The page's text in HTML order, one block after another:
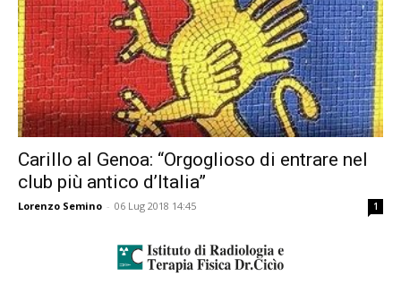
Carillo al Genoa: “Orgoglioso di entrare nel
club più antico d’Italia”
Lorenzo Semino - 06 Lug 2018 14:45 1